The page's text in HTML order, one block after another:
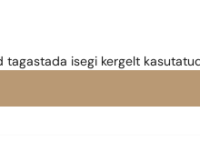
tagastada isegi kergelt